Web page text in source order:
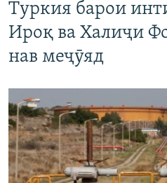
Туркия барои
Ироқ ва Халиҷи
нав меҷӯяд